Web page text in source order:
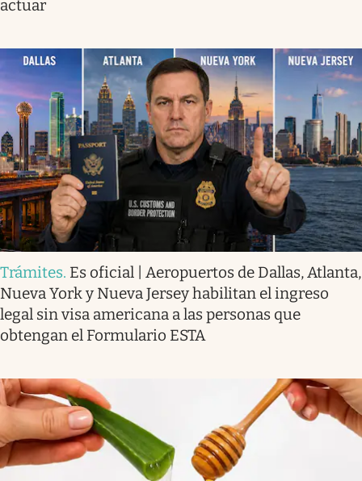
actuar
Trámites. Es oficial | Aeropuertos de Dallas, Atlanta,
Nueva York y Nueva Jersey habilitan el ingreso
legal sin visa americana a las personas que
obtengan el Formulario ESTA